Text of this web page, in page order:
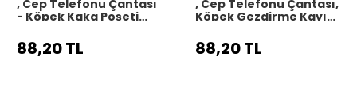
, Cep Telefonu Çantası
- Köpek Kaka Poşeti
Çantası
88,20 TL
, Cep Telefonu Çantası,
Köpek Gezdirme Kayışı,
88,20 TL